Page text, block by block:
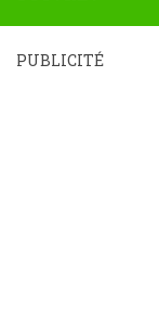
PUBLICITÉ